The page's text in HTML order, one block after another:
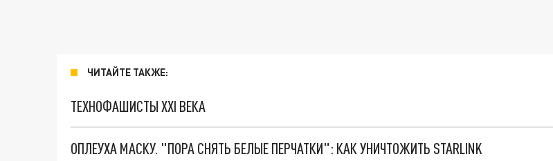
ЧИТАЙТЕ ТАКЖЕ:
ТЕХНОФАШИСТЫ XXI ВЕКА
ОПЛЕУХА МАСКУ. "ПОРА СНЯТЬ БЕЛЫЕ ПЕРЧАТКИ": КАК УНИЧТОЖИТЬ STARLINK